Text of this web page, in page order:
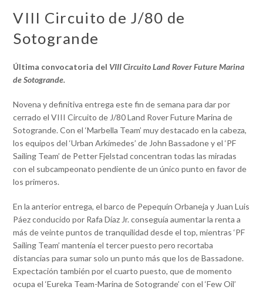
VIII Circuito de J/80 de
Sotogrande
Última convocatoria del VIII Circuito Land Rover Future Marina
de Sotogrande.
Novena y definitiva entrega este fin de semana para dar por
cerrado el VIII Circuito de J/80 Land Rover Future Marina de
Sotogrande. Con el ‘Marbella Team’ muy destacado en la cabeza,
los equipos del ‘Urban Arkímedes’ de John Bassadone y el ‘PF
Sailing Team’ de Petter Fjelstad concentran todas las miradas
con el subcampeonato pendiente de un único punto en favor de
los primeros.
En la anterior entrega, el barco de Pepequín Orbaneja y Juan Luis
Páez conducido por Rafa Díaz Jr. conseguía aumentar la renta a
más de veinte puntos de tranquilidad desde el top, mientras ‘PF
Sailing Team’ mantenía el tercer puesto pero recortaba
distancias para sumar solo un punto más que los de Bassadone.
Expectación también por el cuarto puesto, que de momento
ocupa el ‘Eureka Team-Marina de Sotogrande’ con el ‘Few Oil’